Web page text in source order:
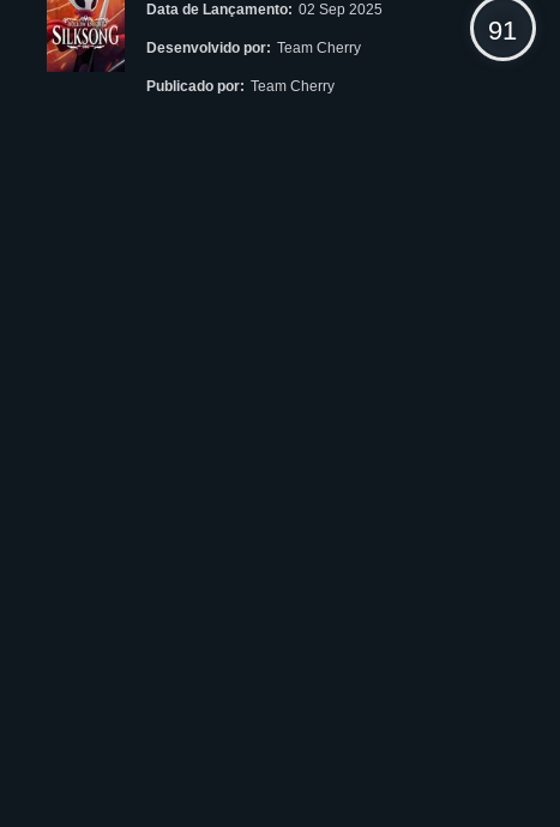
Data de Lançamento: 02 Sep 2025
Desenvolvido por: Team Cherry
Publicado por: Team Cherry
91